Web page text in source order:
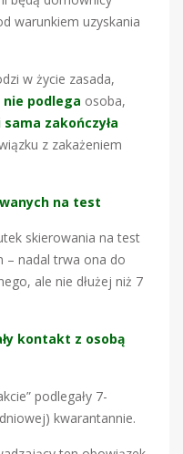
warunkiem uzyskania
w życie zasada,
nie podlega osoba,
zakończyła
z zakażeniem
na test
skierowania na test
– nadal trwa ona do
ale nie dłużej niż 7
kontakt z osobą
podlegały 7-
kwarantannie.